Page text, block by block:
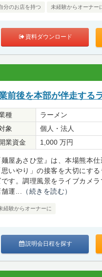
分のお店を持つ 未経験からオーナー
資料ダウンロード
前後を本部が伴走する
種
ラーメン
象
個人・法人
業資金
1,000 万円
麺屋あさひ堂』は、本場熊本
思いやり」の接客を大切にす
です。調理風景をライブカメ
運...
（続きを読む）
経験からオーナーに
説明会日程を探す